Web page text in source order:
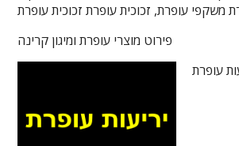
משקפי עופרת, זכוכית עופרת זכוכית עופרת
פירוט מוצרי עופרת ומיגון קרינה
עופרת